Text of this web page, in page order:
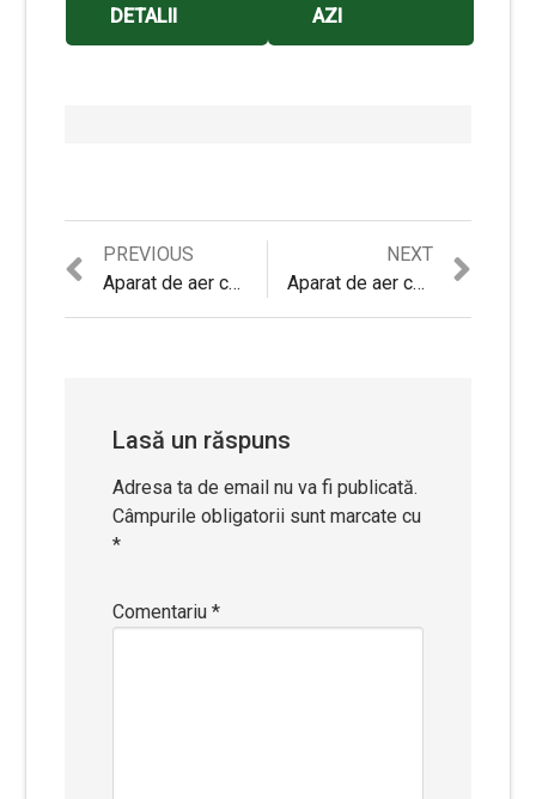
DETALII
AZI
Navigare
PREVIOUS
Previous
post:
Aparat de aer conditionat Heinner HAC-12CWF-SL Inverter, 12000 BTU, Clasa A++, Wi-Fi Control, Filtru High Density, Display LCD, Auto Restart, Autodiagnoza, Argintiu lucios
NEXT
post:
Aparat de aer conditionat Fujitsu ASYG12LLCC , inverter, 12000 btu, clasa A++, Timer 24 ore
Lasă un răspuns
Adresa ta de email nu va fi publicată.
Câmpurile obligatorii sunt marcate cu
*
Comentariu*